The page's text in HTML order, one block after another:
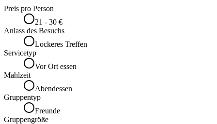
Preis pro Person
21 - 30 €
Anlass des Besuchs
Lockeres Treffen
Servicetyp
Vor Ort essen
Mahlzeit
Abendessen
Gruppentyp
Freunde
Gruppengröße